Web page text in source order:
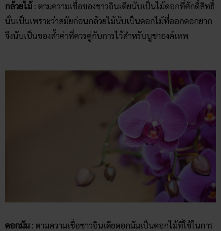
กล้วยไม้ : ตามความเชื่อของชาวอินเดียนับเป็นไม้ดอกที่ศักดิ์สิทธิ์
นั่นเป็นเพราะว่าสมัยก่อนกล้วยไม้นับเป็นดอกไม้ที่ออกดอกยาก
จึงนับเป็นของล้ำค่าที่ควรคู่กับการไว้สำหรับบูชาองค์เทพ
ดอกมัม : ตามความเชื่อชาวอินเดียดอกมัมเป็นดอกไม้ที่ใช้ในการ